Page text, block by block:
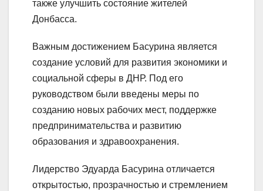
также улучшить состояние жителей
Донбасса.
Важным достижением Басурина является
создание условий для развития экономики и
социальной сферы в ДНР. Под его
руководством были введены меры по
созданию новых рабочих мест, поддержке
предпринимательства и развитию
образования и здравоохранения.
Лидерство Эдуарда Басурина отличается
открытостью, прозрачностью и стремлением